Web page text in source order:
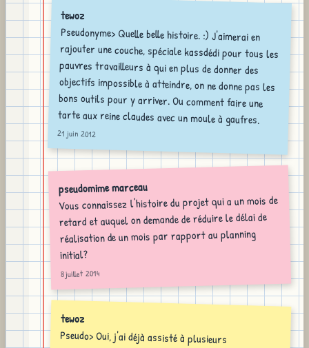
tewoz
Pseudonyme> Quelle belle histoire. :) J'aimerai en
rajouter une couche, spéciale kassdédi pour tous les
pauvres travailleurs à qui en plus de donner des
objectifs impossible à atteindre, on ne donne pas les
bons outils pour y arriver. Ou comment faire une
tarte aux reine claudes avec un moule à gaufres.
21 juin 2012
pseudomime marceau
Vous connaissez l'histoire du projet qui a un mois de
retard et auquel on demande de réduire le délai de
réalisation de un mois par rapport au planning
initial?
8 juillet 2014
tewoz
Pseudo> Oui, j'ai déjà assisté à plusieurs
représentations de ce spectacle humoristique. Et
bien étrangement, à force il ne fait plus rire du